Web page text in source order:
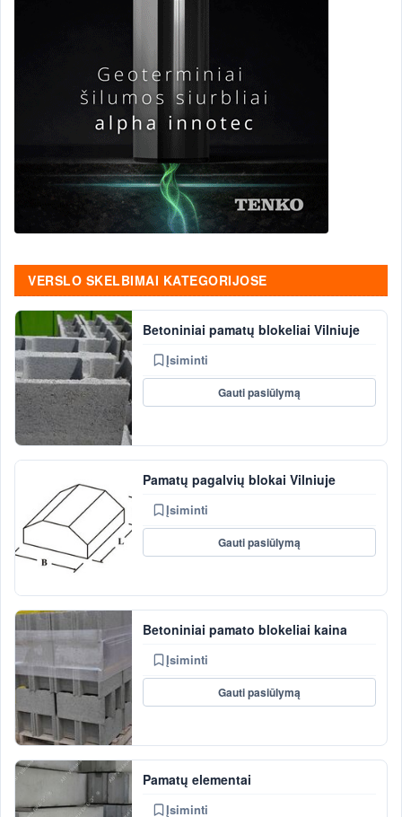
VERSLO SKELBIMAI KATEGORIJOSE
Betoniniai pamatų blokeliai Vilniuje
Įsiminti
Gauti pasiūlymą
Pamatų pagalvių blokai Vilniuje
Įsiminti
Gauti pasiūlymą
Betoniniai pamato blokeliai kaina
Įsiminti
Gauti pasiūlymą
Pamatų elementai
Įsiminti